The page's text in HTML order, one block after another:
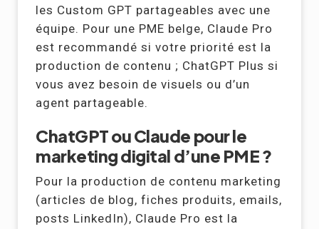
les Custom GPT partageables avec une
équipe. Pour une PME belge, Claude Pro
est recommandé si votre priorité est la
production de contenu ; ChatGPT Plus si
vous avez besoin de visuels ou d’un
agent partageable.
ChatGPT ou Claude pour le
marketing digital d’une PME ?
Pour la production de contenu marketing
(articles de blog, fiches produits, emails,
posts LinkedIn), Claude Pro est la